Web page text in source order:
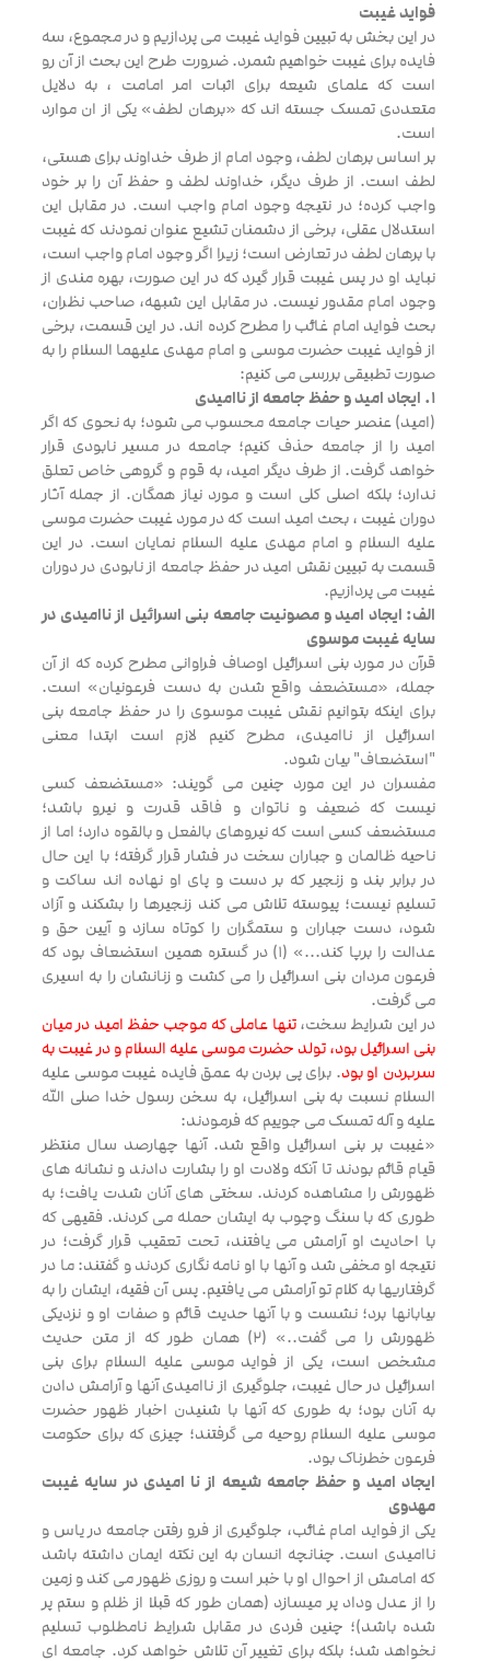
فواید غیبت
در این بخش به تبیین فواید غیبت می پردازیم و در مجموع، سه
فایده برای غیبت خواهیم شمرد. ضرورت طرح این بحث از آن رو
است که علمای شیعه برای اثبات امر امامت ، به دلایل
متعددی تمسک جسته اند که «برهان لطف» یکی از ان موارد
است.
بر اساس برهان لطف، وجود امام از طرف خداوند برای هستی،
لطف است. از طرف دیگر، خداوند لطف و حفظ آن را بر خود
واجب کرده؛ در نتیجه وجود امام واجب است. در مقابل این
استدلال عقلی، برخی از دشمنان تشیع عنوان نمودند که غیبت
با برهان لطف در تعارض است؛ زیرا اگر وجود امام واجب است،
نباید او در پس غیبت قرار گیرد که در این صورت، بهره مندی از
وجود امام مقدور نیست. در مقابل این شبهه، صاحب نظران،
بحث فواید امام غائب را مطرح کرده اند. در این قسمت، برخی
از فواید غیبت حضرت موسی و امام مهدی علیهما السلام را به
صورت تطبیقی بررسی می کنیم:
1. ایجاد امید و حفظ جامعه از ناامیدی
(امید) عنصر حیات جامعه محسوب می شود؛ به نحوی که اگر
امید را از جامعه حذف کنیم؛ جامعه در مسیر نابودی قرار
خواهد گرفت. از طرف دیگر امید، به قوم و گروهی خاص تعلق
ندارد؛ بلکه اصلی کلی است و مورد نیاز همگان. از جمله آثار
دوران غیبت ، بحث امید است که در مورد غیبت حضرت موسی
علیه السلام و امام مهدی علیه السلام نمایان است. در این
قسمت به تبیین نقش امید در حفظ جامعه از نابودی در دوران
غیبت می پردازیم.
الف: ایجاد امید و مصونیت جامعه بنی اسرائیل از ناامیدی در
سایه غیبت موسوی
قرآن در مورد بنی اسرائیل اوصاف فراوانی مطرح کرده که از آن
جمله، «مستضعف واقع شدن به دست فرعونیان» است.
برای اینکه بتوانیم نقش غیبت موسوی را در حفظ جامعه بنی
اسرائیل از ناامیدی، مطرح کنیم لازم است ابتدا معنی
"استضعاف" بیان شود.
مفسران در این مورد چنین می گویند: «مستضعف کسی
نیست که ضعیف و ناتوان و فاقد قدرت و نیرو باشد؛
مستضعف کسی است که نیروهای بالفعل و بالقوه دارد؛ اما از
ناحیه ظالمان و جباران سخت در فشار قرار گرفته؛ با این حال
در برابر بند و زنجیر که بر دست و پای او نهاده اند ساکت و
تسلیم نیست؛ پیوسته تلاش می کند زنجیرها را بشکند و آزاد
شود، دست جباران و ستمگران را کوتاه سازد و آیین حق و
عدالت را برپا کند...» (1) در گستره همین استضعاف بود که
فرعون مردان بنی اسرائیل را می کشت و زنانشان را به اسیری
می گرفت.
در این شرایط سخت،تنها عاملی که موجب حفظ امید در میان
بنی اسرائیل بود، تولد حضرت موسی علیه السلام و در غیبت به
سربردن او بود. برای پی بردن به عمق فایده غیبت موسی علیه
السلام نسبت به بنی اسرائیل، به سخن رسول خدا صلی الله
علیه و آله تمسک می جوییم که فرمودند:
«غیبت بر بنی اسرائیل واقع شد. آنها چهارصد سال منتظر
قیام قائم بودند تا آنکه ولادت او را بشارت دادند و نشانه های
ظهورش را مشاهده کردند. سختی های آنان شدت یافت؛ به
طوری که با سنگ وچوب به ایشان حمله می کردند. فقیهی که
با احادیث او آرامش می یافتند، تحت تعقیب قرار گرفت؛ در
نتیجه او مخفی شد و آنها با او نامه نگاری کردند و گفتند: ما در
گرفتاریها به کلام تو آرامش می یافتیم. پس آن فقیه، ایشان را به
بیابانها برد؛ نشست و با آنها حدیث قائم و صفات او و نزدیکی
ظهورش را می گفت..» (2) همان طور که از متن حدیث
مشخص است، یکی از فواید موسی علیه السلام برای بنی
اسرائیل در حال غیبت، جلوگیری از ناامیدی آنها و آرامش دادن
به آنان بود؛ به طوری که آنها با شنیدن اخبار ظهور حضرت
موسی علیه السلام روحیه می گرفتند؛ چیزی که برای حکومت
فرعون خطرناک بود.
ایجاد امید و حفظ جامعه شیعه از نا امیدی در سایه غیبت
مهدوی
یکی از فواید امام غائب، جلوگیری از فرو رفتن جامعه در یاس و
ناامیدی است. چنانچه انسان به این نکته ایمان داشته باشد
که امامش از احوال او با خبر است و روزی ظهور می کند و زمین
را از عدل وداد پر میسازد (همان طور که قبلا از ظلم و ستم پر
شده باشد)؛ چنین فردی در مقابل شرایط نامطلوب تسلیم
نخواهد شد؛ بلکه برای تغییر آن تلاش خواهد کرد. جامعه ای